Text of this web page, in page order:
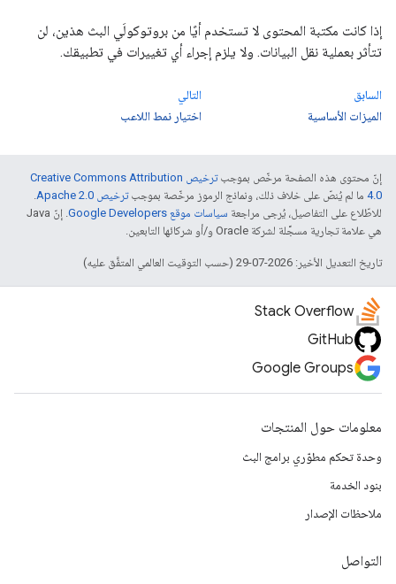
إذا كانت مكتبة المحتوى لا تستخدم أيًا من بروتوكولَي البث هذين، لن
تتأثر بعملية نقل البيانات. ولا يلزم إجراء أي تغييرات في تطبيقك.
السابق
الميزات الأساسية
التالي
اختيار نمط اللاعب
إنّ محتوى هذه الصفحة مرخّص بموجب
ترخيص Creative Commons Attribution
4.0‏ ما لم يُنصّ على خلاف ذلك، ونماذج الرموز مرخّصة بموجبترخيص Apache 2.0‏
.
للاطّلاع على التفاصيل، يُرجى مراجعة سياسات موقع Google Developers‏
. إنّ Java
هي علامة تجارية مسجَّلة لشركة Oracle و/أو شركائها التابعين.
تاريخ التعديل الأخير: 2026-07-29 (حسب التوقيت العالمي المتفَّق عليه)
Stack Overflow
GitHub
Google Groups
معلومات حول المنتجات
وحدة تحكم مطوّري برامج البث
بنود الخدمة
ملاحظات الإصدار
التواصل